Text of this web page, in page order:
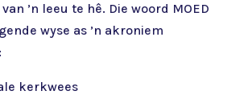
’n leeu te hê. Die woord MOED
wyse as ’n akroniem
kerkwees